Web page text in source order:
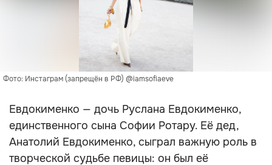
Фото: Инстаграм (запрещён в РФ) @iamsofiaeve
Евдокименко — дочь Руслана Евдокименко,
единственного сына Софии Ротару. Её дед,
Анатолий Евдокименко, сыграл важную роль в
творческой судьбе певицы: он был её